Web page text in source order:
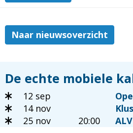
Naar nieuwsoverzicht
De echte mobiele
12 sep
14 nov
25 nov
20:00 ALV